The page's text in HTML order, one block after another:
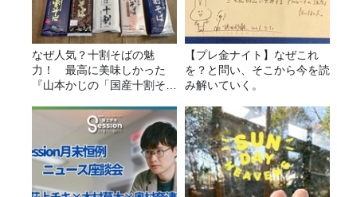
なぜ人気？十割そばの魅
力！ 最高に美味しかった
『山本かじの「国産十割そ
種食べ比べ】
【プレ金ナイト】なぜこれ
を？と問い、そこから今を読
み解いていく。